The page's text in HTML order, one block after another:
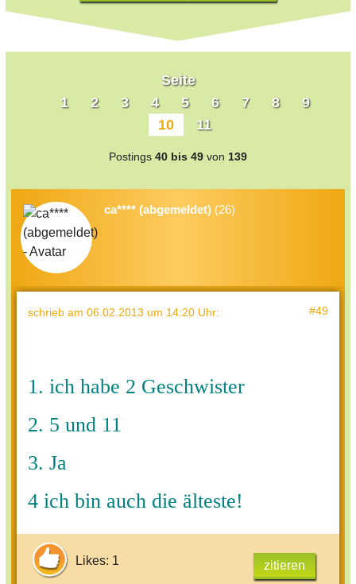
Seite
1
2 3 4 5 6 7 8
9
10
11
Postings 40 bis 49 von 139
ca**** (abgemeldet) (26)
schrieb am 06.02.2013 um 14:20 Uhr: #49
1. ich habe 2 Geschwister
2. 5 und 11
3. Ja
4 ich bin auch die älteste!
Likes: 1 zitieren